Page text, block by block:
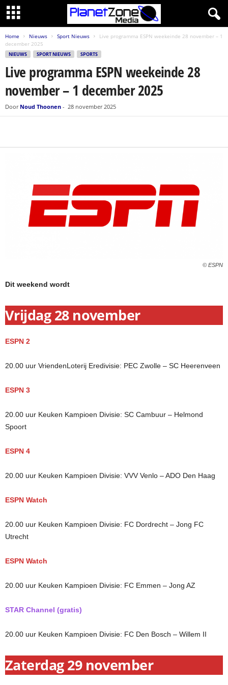
Home Nieuws Sport Nieuws
Live programma ESPN weekeinde 28 november – 1
december 2025
NIEUWS SPORT NIEUWS SPORTS
Live programma ESPN weekeinde 28
november – 1 december 2025
Door Noud Thoonen - 28 november 2025
© ESPN
Dit weekend wordt
Vrijdag 28 november
ESPN 2
20.00 uur VriendenLoterij Eredivisie: PEC Zwolle – SC Heerenveen
ESPN 3
20.00 uur Keuken Kampioen Divisie: SC Cambuur – Helmond
Spoort
ESPN 4
20.00 uur Keuken Kampioen Divisie: VVV Venlo – ADO Den Haag
ESPN Watch
20.00 uur Keuken Kampioen Divisie: FC Dordrecht – Jong FC
Utrecht
ESPN Watch
20.00 uur Keuken Kampioen Divisie: FC Emmen – Jong AZ
STAR Channel (gratis)
20.00 uur Keuken Kampioen Divisie: FC Den Bosch – Willem II
Zaterdag 29 november